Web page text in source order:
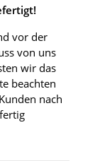
vor der
von uns
wir das
beachten
nach